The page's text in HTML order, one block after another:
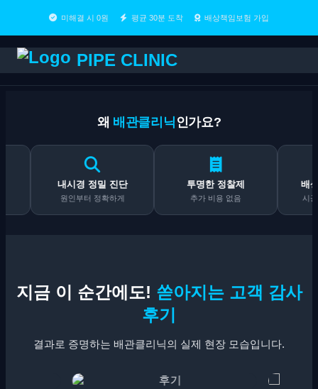
미해결 시 0원 평균 30분 도착 배상책임보험 가입
PIPE CLINIC
왜 배관클리닉 인가요?
내시경 정밀 진단
원인부터 정확하게
투명한 정찰제
추가 비용 없음
배상책임보
시공 후도 책임
지금 이 순간에도! 쏟아지는 고객 감사
후기
결과로 증명하는 배관클리닉의 실제 현장 모습입니다.